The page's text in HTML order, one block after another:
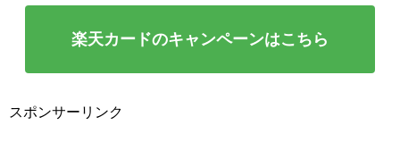
楽天カードのキャンペーンはこちら
スポンサーリンク